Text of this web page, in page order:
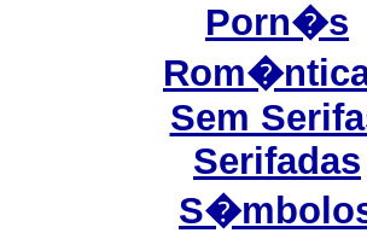
Porn�s
Sem
Serifadas